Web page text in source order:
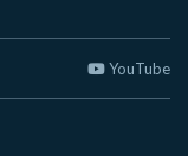
YouTube